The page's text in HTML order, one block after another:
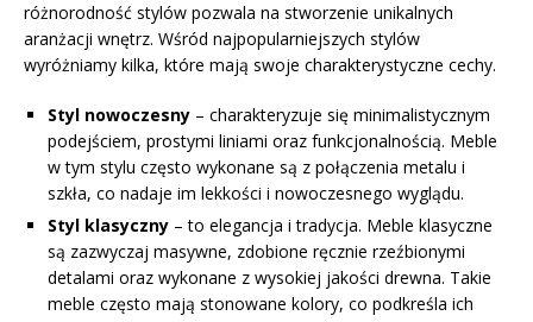
różnorodność stylów pozwala na stworzenie unikalnych
aranżacji wnętrz. Wśród najpopularniejszych stylów
wyróżniamy kilka, które mają swoje charakterystyczne cechy.
Styl nowoczesny – charakteryzuje się minimalistycznym
podejściem, prostymi liniami oraz funkcjonalnością. Meble
w tym stylu często wykonane są z połączenia metalu i
szkła, co nadaje im lekkości i nowoczesnego wyglądu.
Styl klasyczny – to elegancja i tradycja. Meble klasyczne
są zazwyczaj masywne, zdobione ręcznie rzeźbionymi
detalami oraz wykonane z wysokiej jakości drewna. Takie
meble często mają stonowane kolory, co podkreśla ich